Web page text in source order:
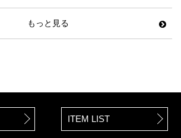
もっと見る
ITEM LIST